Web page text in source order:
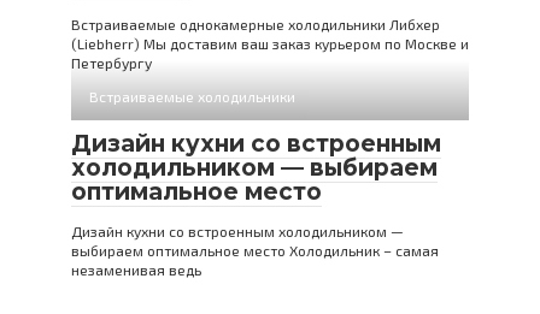
Встраиваемые однокамерные холодильники Либхер
(Liebherr) Мы доставим ваш заказ курьером по Москве и
Петербургу
Встраиваемые холодильники
Дизайн кухни со встроенным
холодильником — выбираем
оптимальное место
Дизайн кухни со встроенным холодильником —
выбираем оптимальное место Холодильник – самая
незаменивая ведь